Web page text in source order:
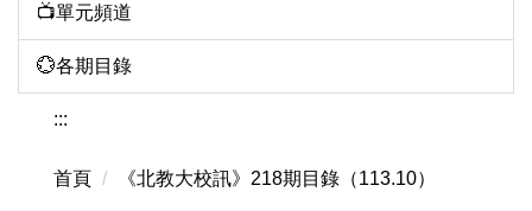
📺單元頻道
💮各期目錄
:::
首頁 《北教大校訊》218期目錄（113.10）